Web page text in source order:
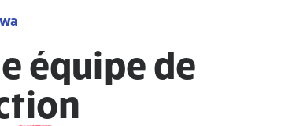
équipe de